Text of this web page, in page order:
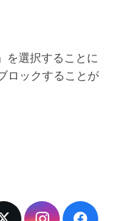
を選択することに
ロックすることが